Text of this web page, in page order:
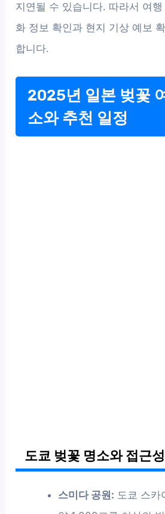
지연될 수 있습니다. 따라서 여
화 정보 확인과 현지 기상 예보
합니다.
2025년 일본 벚꽃
소와 추천 일정
도쿄 벚꽃 명소와 접근성
스미다 공원: 도쿄 스카